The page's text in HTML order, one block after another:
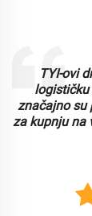
TYI-ovi
logističku
značajno su
za kupnju na